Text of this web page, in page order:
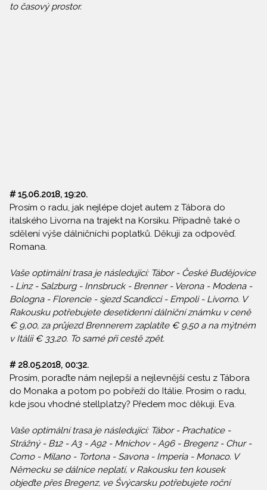
to časový prostor.
# 15.06.2018, 19:20.
Prosím o radu, jak nejlépe dojet autem z Tábora do
italského Livorna na trajekt na Korsiku. Případně také o
sdělení výše dálničníchi poplatků. Děkuji za odpověď.
Romana.
Vaše optimální trasa je následující: Tábor - České Budějovice
- Linz - Salzburg - Innsbruck - Brenner - Verona - Modena -
Bologna - Florencie - sjezd Scandicci - Empoli - Livorno. V
Rakousku potřebujete desetidenní dálniční známku v ceně
€ 9,00, za průjezd Brennerem zaplatíte € 9,50 a na mýtném
v Itálii € 33,20. To samé při cestě zpět.
# 28.05.2018, 00:32.
Prosím, poraďte nám nejlepší a nejlevnější cestu z Tábora
do Monaka a potom po pobřeží do Itálie. Prosím o radu,
kde jsou vhodné stellplatzy? Předem moc děkuji. Eva.
Vaše optimální trasa je následující: Tábor - Prachatice -
Strážný - B12 - A3 - A92 - Mnichov - A96 - Bregenz - Chur -
Como - Milano - Tortona - Savona - Imperia - Monaco. V
Německu se dálnice neplatí, v Rakousku ten kousek
objeďte přes Bregenz, ve Švýcarsku potřebujete roční